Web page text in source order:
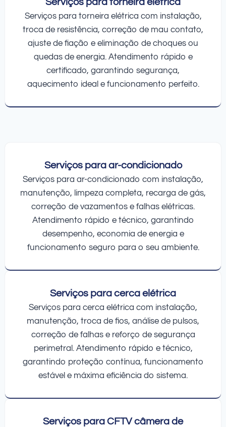
Serviços para torneira elétrica com instalação,
troca de resistência, correção de mau contato,
ajuste de fiação e eliminação de choques ou
quedas de energia. Atendimento rápido e
certificado, garantindo segurança,
aquecimento ideal e funcionamento perfeito.
Serviços para ar-condicionado
Serviços para ar-condicionado com instalação,
manutenção, limpeza completa, recarga de gás,
correção de vazamentos e falhas elétricas.
Atendimento rápido e técnico, garantindo
desempenho, economia de energia e
funcionamento seguro para o seu ambiente.
Serviços para cerca elétrica
Serviços para cerca elétrica com instalação,
manutenção, troca de fios, análise de pulsos,
correção de falhas e reforço de segurança
perimetral. Atendimento rápido e técnico,
garantindo proteção contínua, funcionamento
estável e máxima eficiência do sistema.
Serviços para CFTV câmera de